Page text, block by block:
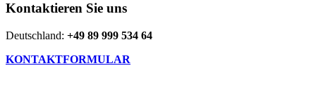
Kontaktieren Sie uns
Deutschland: +49 89 999 534 64
KONTAKTFORMULAR